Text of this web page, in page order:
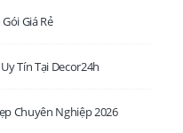
Giá Rẻ
Tín Tại Decor24h
Chuyên Nghiệp 2026